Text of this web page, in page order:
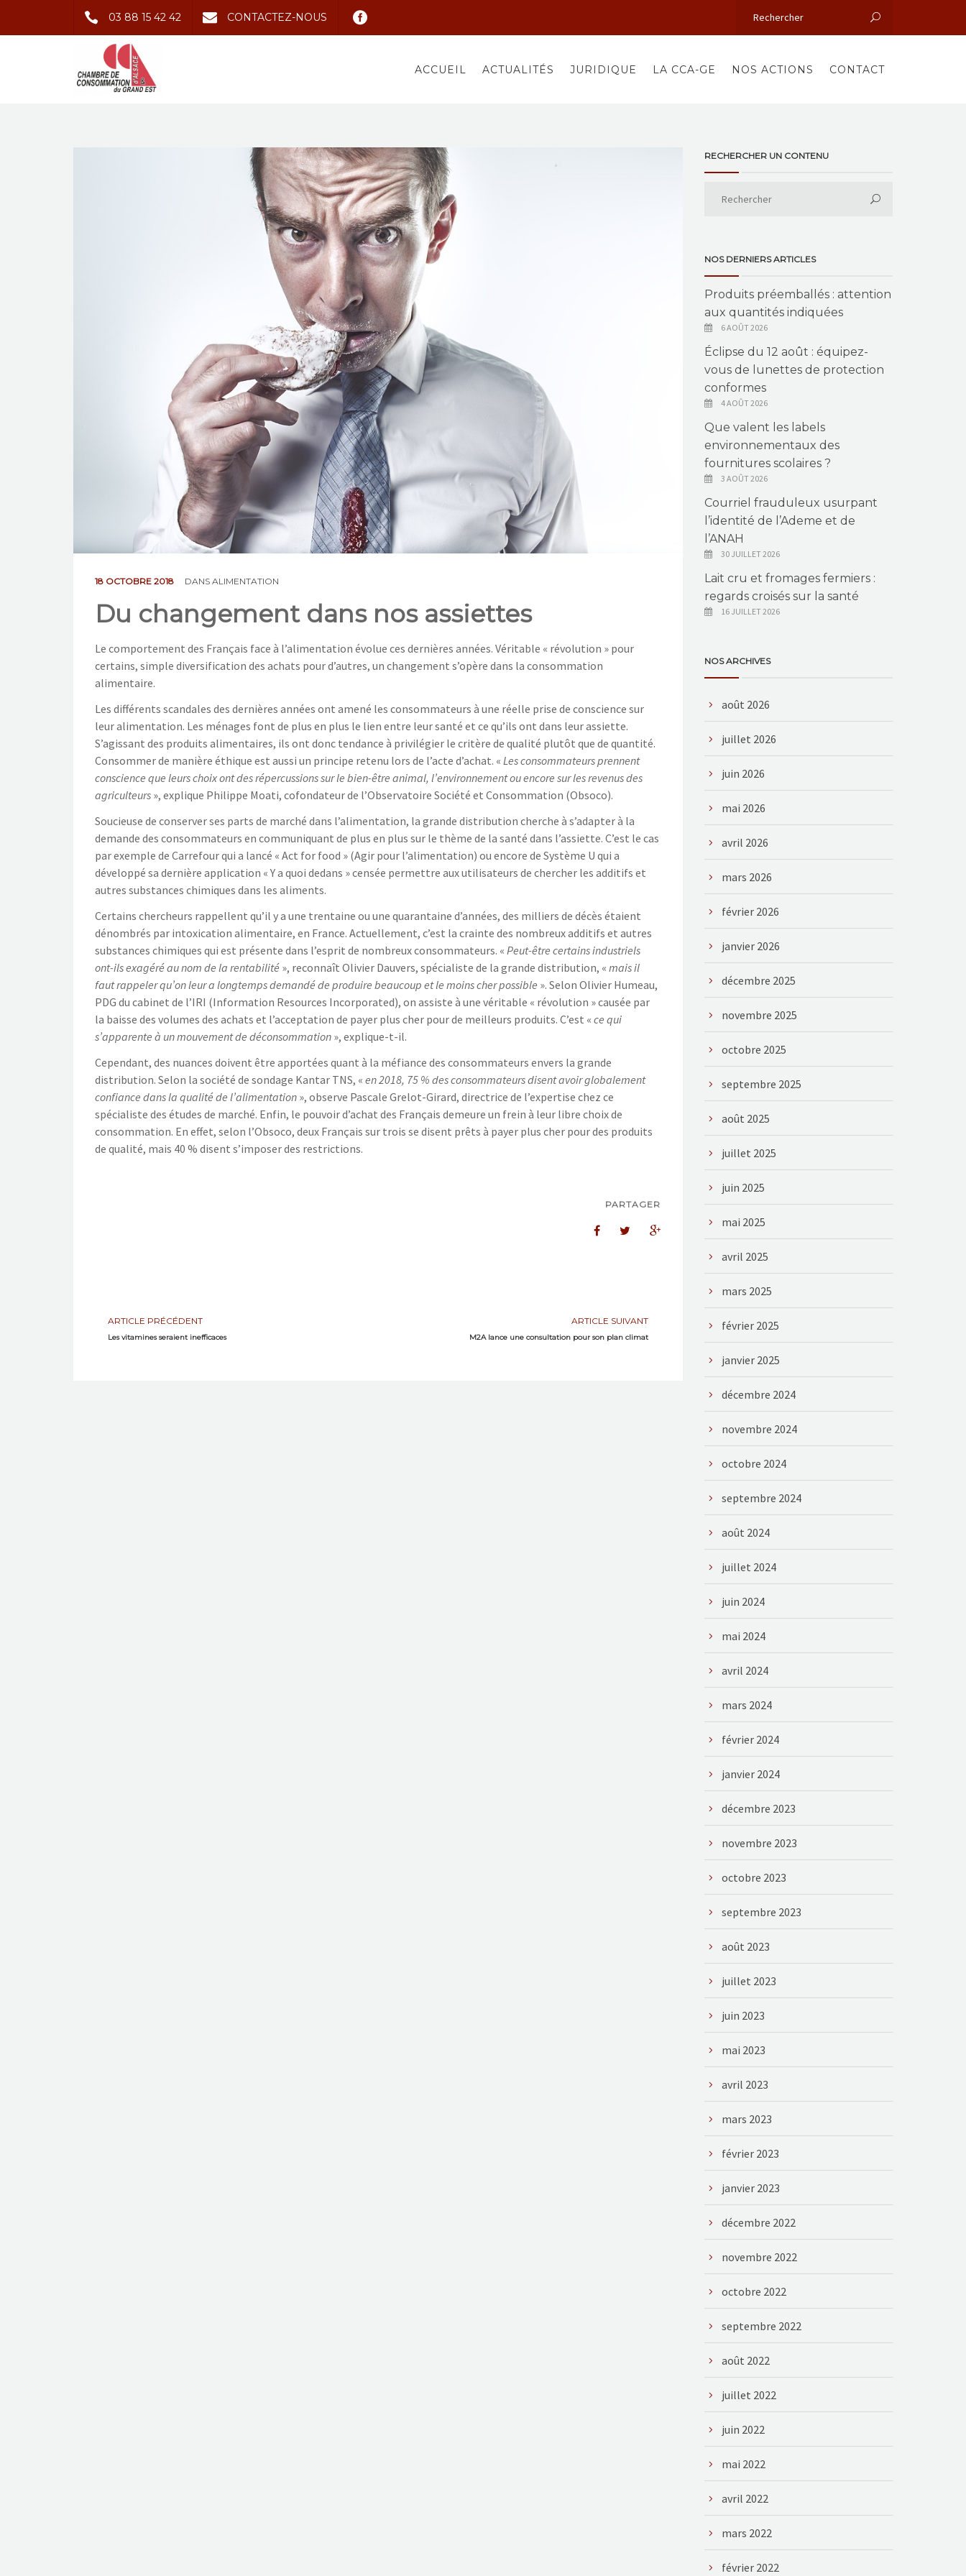
03 88 15 42 42 CONTACTEZ-NOUS
ACCUEIL ACTUALITÉS JURIDIQUE LA CCA-GE NOS ACTIONS CONTACT
18 OCTOBRE 2018 DANS ALIMENTATION
Du changement dans nos assiettes
Le comportement des Français face à l’alimentation évolue ces dernières années. Véritable « révolution » pour
certains, simple diversification des achats pour d’autres, un changement s’opère dans la consommation
alimentaire.
Les différents scandales des dernières années ont amené les consommateurs à une réelle prise de conscience sur
leur alimentation. Les ménages font de plus en plus le lien entre leur santé et ce qu’ils ont dans leur assiette.
S’agissant des produits alimentaires, ils ont donc tendance à privilégier le critère de qualité plutôt que de quantité.
Consommer de manière éthique est aussi un principe retenu lors de l’acte d’achat. « Les consommateurs prennent
conscience que leurs choix ont des répercussions sur le bien-être animal, l’environnement ou encore sur les revenus des
agriculteurs », explique Philippe Moati, cofondateur de l’Observatoire Société et Consommation (Obsoco).
Soucieuse de conserver ses parts de marché dans l’alimentation, la grande distribution cherche à s’adapter à la
demande des consommateurs en communiquant de plus en plus sur le thème de la santé dans l’assiette. C’est le cas
par exemple de Carrefour qui a lancé « Act for food » (Agir pour l’alimentation) ou encore de Système U qui a
développé sa dernière application « Y a quoi dedans » censée permettre aux utilisateurs de chercher les additifs et
autres substances chimiques dans les aliments.
Certains chercheurs rappellent qu’il y a une trentaine ou une quarantaine d’années, des milliers de décès étaient
dénombrés par intoxication alimentaire, en France. Actuellement, c’est la crainte des nombreux additifs et autres
substances chimiques qui est présente dans l’esprit de nombreux consommateurs. « Peut-être certains industriels
ont-ils exagéré au nom de la rentabilité », reconnaît Olivier Dauvers, spécialiste de la grande distribution, « mais il
faut rappeler qu’on leur a longtemps demandé de produire beaucoup et le moins cher possible ». Selon Olivier Humeau,
PDG du cabinet de l’IRI (Information Resources Incorporated), on assiste à une véritable « révolution » causée par
la baisse des volumes des achats et l’acceptation de payer plus cher pour de meilleurs produits. C’est « ce qui
s’apparente à un mouvement de déconsommation », explique-t-il.
Cependant, des nuances doivent être apportées quant à la méfiance des consommateurs envers la grande
distribution. Selon la société de sondage Kantar TNS, « en 2018, 75 % des consommateurs disent avoir globalement
confiance dans la qualité de l’alimentation », observe Pascale Grelot-Girard, directrice de l’expertise chez ce
spécialiste des études de marché. Enfin, le pouvoir d’achat des Français demeure un frein à leur libre choix de
consommation. En effet, selon l’Obsoco, deux Français sur trois se disent prêts à payer plus cher pour des produits
de qualité, mais 40 % disent s’imposer des restrictions.
PARTAGER
ARTICLE PRÉCÉDENT
Les vitamines seraient inefficaces
ARTICLE SUIVANT
M2A lance une consultation pour son plan climat
RECHERCHER UN CONTENU
NOS DERNIERS ARTICLES
Produits préemballés : attention
aux quantités indiquées
6 AOÛT 2026
Éclipse du 12 août : équipez-
vous de lunettes de protection
conformes
4 AOÛT 2026
Que valent les labels
environnementaux des
fournitures scolaires ?
3 AOÛT 2026
Courriel frauduleux usurpant
l’identité de l’Ademe et de
l’ANAH
30 JUILLET 2026
Lait cru et fromages fermiers :
regards croisés sur la santé
16 JUILLET 2026
NOS ARCHIVES
août 2026
juillet 2026
juin 2026
mai 2026
avril 2026
mars 2026
février 2026
janvier 2026
décembre 2025
novembre 2025
octobre 2025
septembre 2025
août 2025
juillet 2025
juin 2025
mai 2025
avril 2025
mars 2025
février 2025
janvier 2025
décembre 2024
novembre 2024
octobre 2024
septembre 2024
août 2024
juillet 2024
juin 2024
mai 2024
avril 2024
mars 2024
février 2024
janvier 2024
décembre 2023
novembre 2023
octobre 2023
septembre 2023
août 2023
juillet 2023
juin 2023
mai 2023
avril 2023
mars 2023
février 2023
janvier 2023
décembre 2022
novembre 2022
octobre 2022
septembre 2022
août 2022
juillet 2022
juin 2022
mai 2022
avril 2022
mars 2022
février 2022